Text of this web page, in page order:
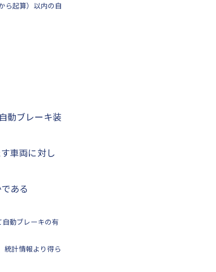
ら起算）以内の自
動ブレーキ装
車両に対し
ある
動ブレーキの有
統計情報より得ら